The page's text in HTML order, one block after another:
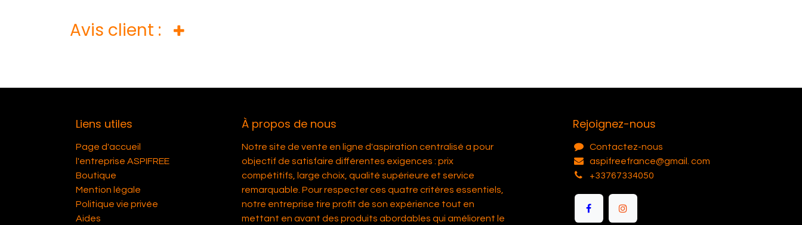
Avis client :
Liens utiles
Page d'accueil
l'entreprise ASPIFREE
Boutique
Mention légale
Politique vie privée
Aides
Rejoignez-nous
Contactez-nous
aspifreefrance@gmail. com
+33767334050
À propos de nous
Notre site de vente en ligne d'aspiration centralisé a pour
objectif de satisfaire différentes exigences : prix
compétitifs, large choix, qualité supérieure et service
remarquable. Pour respecter ces quatre critères essentiels,
notre entreprise tire profit de son expérience tout en
mettant en avant des produits abordables qui améliorent le